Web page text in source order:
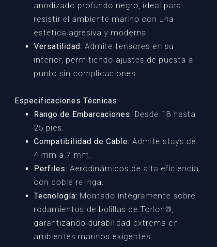
anodizado profundo negro, ideal para
resistir el ambiente marino con una
estética agresiva y moderna.
Versatilidad: Admite tensores en su
interior, permitiendo ajustes de puesta a
punto sin complicaciones.
Especificaciones Técnicas:
Rango de Embarcaciones: Desde 18 hasta
25 pies.
Compatibilidad de Cable: Admite stays de
4 mm a 7 mm.
Perfiles: Aerodinámicos de alta eficiencia
con doble relinga.
Tecnología: Montado íntegramente sobre
rodamientos de bolillas de Torlon®,
garantizando durabilidad extrema en
ambientes marinos exigentes.